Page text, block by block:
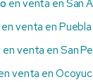
en venta en San
en venta en Puebla
en venta en San
venta en